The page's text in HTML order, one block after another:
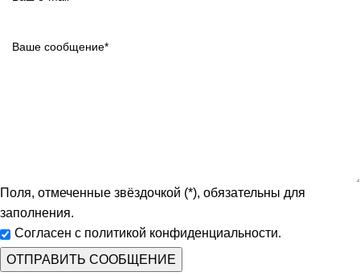
Поля, отмеченные звёздочкой (*), обязательны для
заполнения.
Согласен с политикой конфиденциальности.